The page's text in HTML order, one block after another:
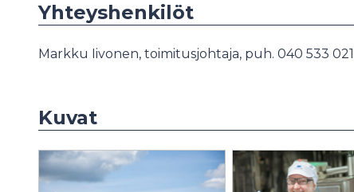
Yhteyshenkilöt
Markku Iivonen, toimitusjohtaja, puh. 040 533
Kuvat